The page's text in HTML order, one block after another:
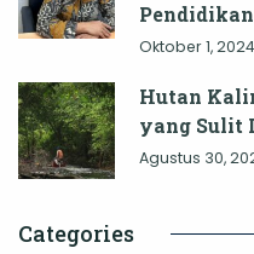
Oktober 1, 2024
Hutan
yang Sulit
Agustus 30,
Categories